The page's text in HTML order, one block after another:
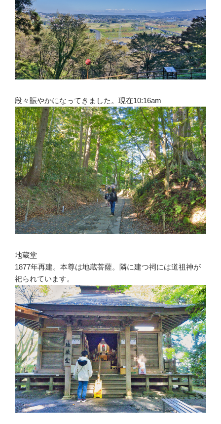
段々賑やかになってきました。現在10:16am
地蔵堂
1877年再建。本尊は地蔵菩薩。隣に建つ祠には道祖神が
祀られています。